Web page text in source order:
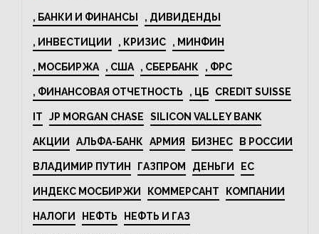
, БАНКИ И ФИНАНСЫ , ДИВИДЕНДЫ
, ИНВЕСТИЦИИ , КРИЗИС , МИНФИН
, МОСБИРЖА , США , СБЕРБАНК , ФРС
, ФИНАНСОВАЯ ОТЧЕТНОСТЬ , ЦБ CREDIT SUISSE
IT JP MORGAN CHASE SILICON VALLEY BANK
АКЦИИ АЛЬФА-БАНК АРМИЯ БИЗНЕС В РОССИИ
ВЛАДИМИР ПУТИН ГАЗПРОМ ДЕНЬГИ ЕС
ИНДЕКС МОСБИРЖИ КОММЕРСАНТ КОМПАНИИ
НАЛОГИ НЕФТЬ НЕФТЬ И ГАЗ